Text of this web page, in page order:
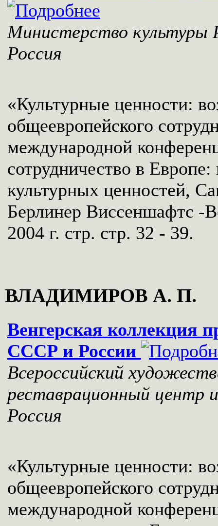
Министерство культуры
Россия
«Культурные ценности:
общеевропейского
международной
сотрудничество в
культурных ценностей,
Берлинер Виссеншафтс -
2004 г. стр. стр. 32 - 39.
ВЛАДИМИРОВ А. П.
Венгерская коллекция
СССР и России
Всероссийский
реставрационный центр
Россия
«Культурные ценности:
общеевропейского
международной